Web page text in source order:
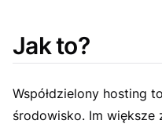
Jak to?
Współdzielony hosting
środowisko. Im większe